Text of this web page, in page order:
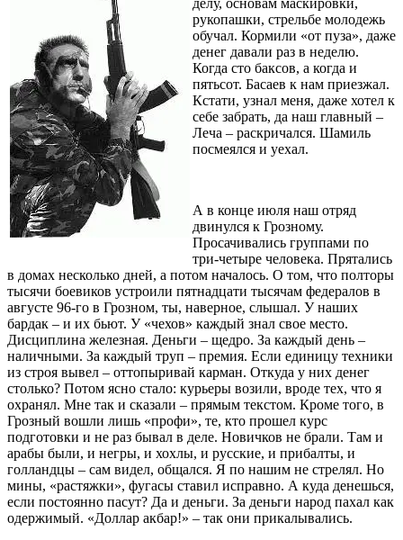
делу, основам маскировки,
рукопашки, стрельбе молодежь
обучал. Кормили «от пуза», даже
денег давали раз в неделю.
Когда сто баксов, а когда и
пятьсот. Басаев к нам приезжал.
Кстати, узнал меня, даже хотел к
себе забрать, да наш главный –
Леча – раскричался. Шамиль
посмеялся и уехал.
А в конце июля наш отряд
двинулся к Грозному.
Просачивались группами по
три-четыре человека. Прятались
в домах несколько дней, а потом началось. О том, что полторы
тысячи боевиков устроили пятнадцати тысячам федералов в
августе 96-го в Грозном, ты, наверное, слышал. У наших
бардак – и их бьют. У «чехов» каждый знал свое место.
Дисциплина железная. Деньги – щедро. За каждый день –
наличными. За каждый труп – премия. Если единицу техники
из строя вывел – оттопыривай карман. Откуда у них денег
столько? Потом ясно стало: курьеры возили, вроде тех, что я
охранял. Мне так и сказали – прямым текстом. Кроме того, в
Грозный вошли лишь «профи», те, кто прошел курс
подготовки и не раз бывал в деле. Новичков не брали. Там и
арабы были, и негры, и хохлы, и русские, и прибалты, и
голландцы – сам видел, общался. Я по нашим не стрелял. Но
мины, «растяжки», фугасы ставил исправно. А куда денешься,
если постоянно пасут? Да и деньги. За деньги народ пахал как
одержимый. «Доллар акбар!» – так они прикалывались.